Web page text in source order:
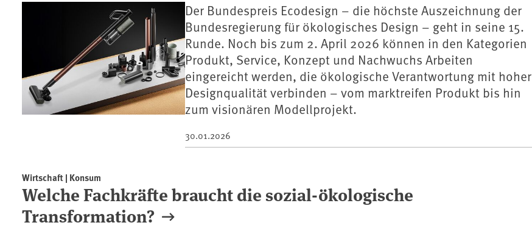
Der Bundespreis Ecodesign – die höchste Auszeichnung der
Bundesregierung für ökologisches Design – geht in seine 15.
Runde. Noch bis zum 2. April 2026 können in den Kategorien
Produkt, Service, Konzept und Nachwuchs Arbeiten
eingereicht werden, die ökologische Verantwortung mit hoher
Designqualität verbinden – vom marktreifen Produkt bis hin
zum visionären Modellprojekt.
30.01.2026
Wirtschaft | Konsum
Welche Fachkräfte braucht die sozial-ökologische
Transformation?